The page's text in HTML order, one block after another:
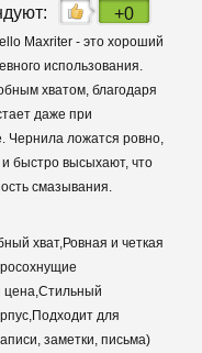
+0
Maxriter - это хороший
использования.
хватом, благодаря
даже при
Чернила ложатся ровно,
быстро высыхают, что
смазывания.
хват,Ровная и четкая
цена,Стильный
для
заметки, письма)